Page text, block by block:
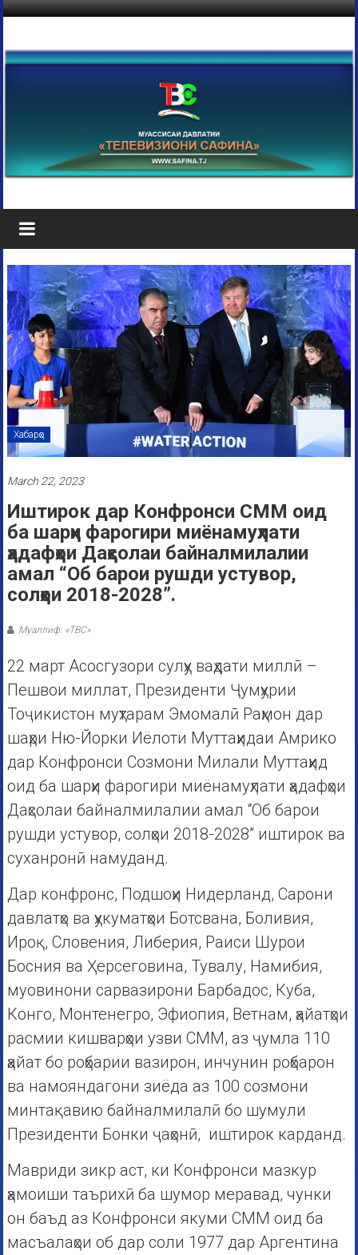
Хабарҳо
March 22, 2023
Иштирок дар Конфронси СММ оид
ба шарҳи фарогири миёнамуҳлати
ҳадафҳои Даҳсолаи байналмилалии
амал “Об барои рушди устувор,
солҳои 2018-2028”.
Муаллиф: «ТВС»
22 март Асосгузори сулҳу ваҳдати миллӣ –
Пешвои миллат, Президенти Ҷумҳурии
Тоҷикистон муҳтарам Эмомалӣ Раҳмон дар
шаҳри Ню-Йорки Иёлоти Муттаҳидаи Амрико
дар Конфронси Созмони Милали Муттаҳид
оид ба шарҳи фарогири миёнамуҳлати ҳадафҳои
Даҳсолаи байналмилалии амал “Об барои
рушди устувор, солҳои 2018-2028” иштирок ва
суханронӣ намуданд.
Дар конфронс, Подшоҳи Нидерланд, Сарони
давлатҳо ва ҳукуматҳои Ботсвана, Боливия,
Ироқ, Словения, Либерия, Раиси Шурои
Босния ва Ҳерсеговина, Тувалу, Намибия,
муовинони сарвазирони Барбадос, Куба,
Конго, Монтенегро, Эфиопия, Ветнам, ҳайатҳои
расмии кишварҳои узви СММ, аз ҷумла 110
ҳайат бо роҳбарии вазирон, инчунин роҳбарон
ва намояндагони зиёда аз 100 созмони
минтақавию байналмилалӣ бо шумули
Президенти Бонки ҷаҳонӣ, иштирок карданд.
Мавриди зикр аст, ки Конфронси мазкур
ҳамоиши таърихӣ ба шумор меравад, чунки
он баъд аз Конфронси якуми СММ оид ба
масъалаҳои об дар соли 1977 дар Аргентина